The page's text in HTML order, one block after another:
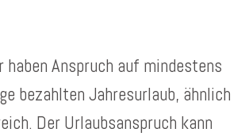
haben Anspruch auf mindestens
bezahlten Jahresurlaub, ähnlich
Der Urlaubsanspruch kann